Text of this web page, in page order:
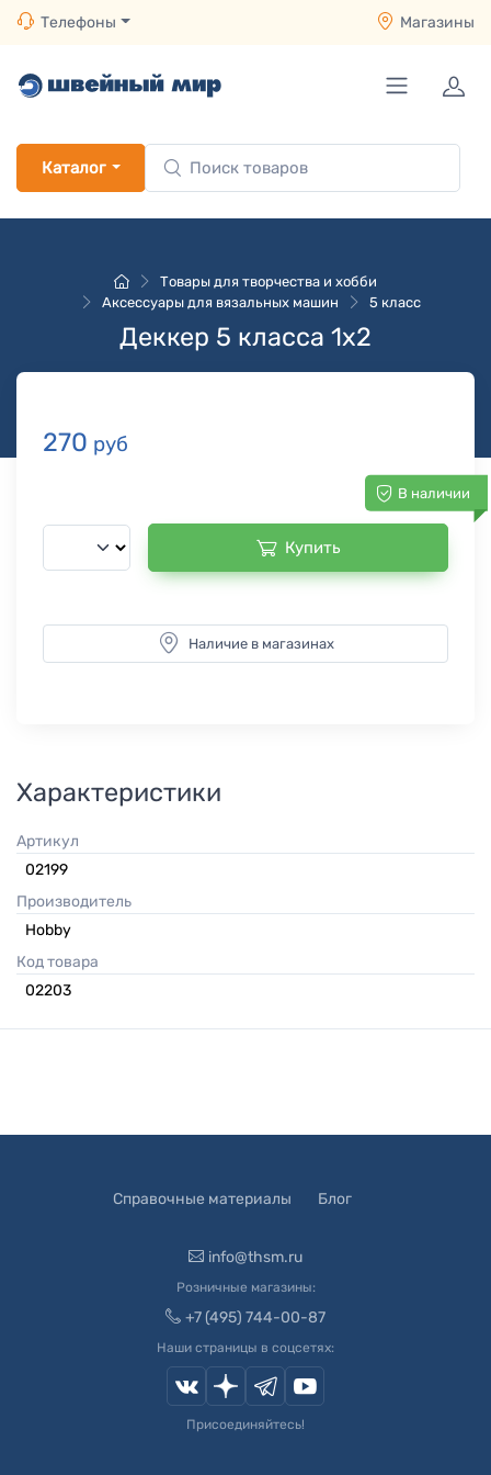
Телефоны Магазины
Каталог
Товары для творчества и хобби
Аксессуары для вязальных машин
5 класс
Деккер 5 класса 1х2
270 руб
В наличии
Купить
Наличие в магазинах
Характеристики
Артикул
02199
Производитель
Hobby
Код товара
02203
Справочные материалы Блог
info@thsm.ru
Розничные магазины:
+7 (495) 744-00-87
Наши страницы в соцсетях:
Присоединяйтесь!